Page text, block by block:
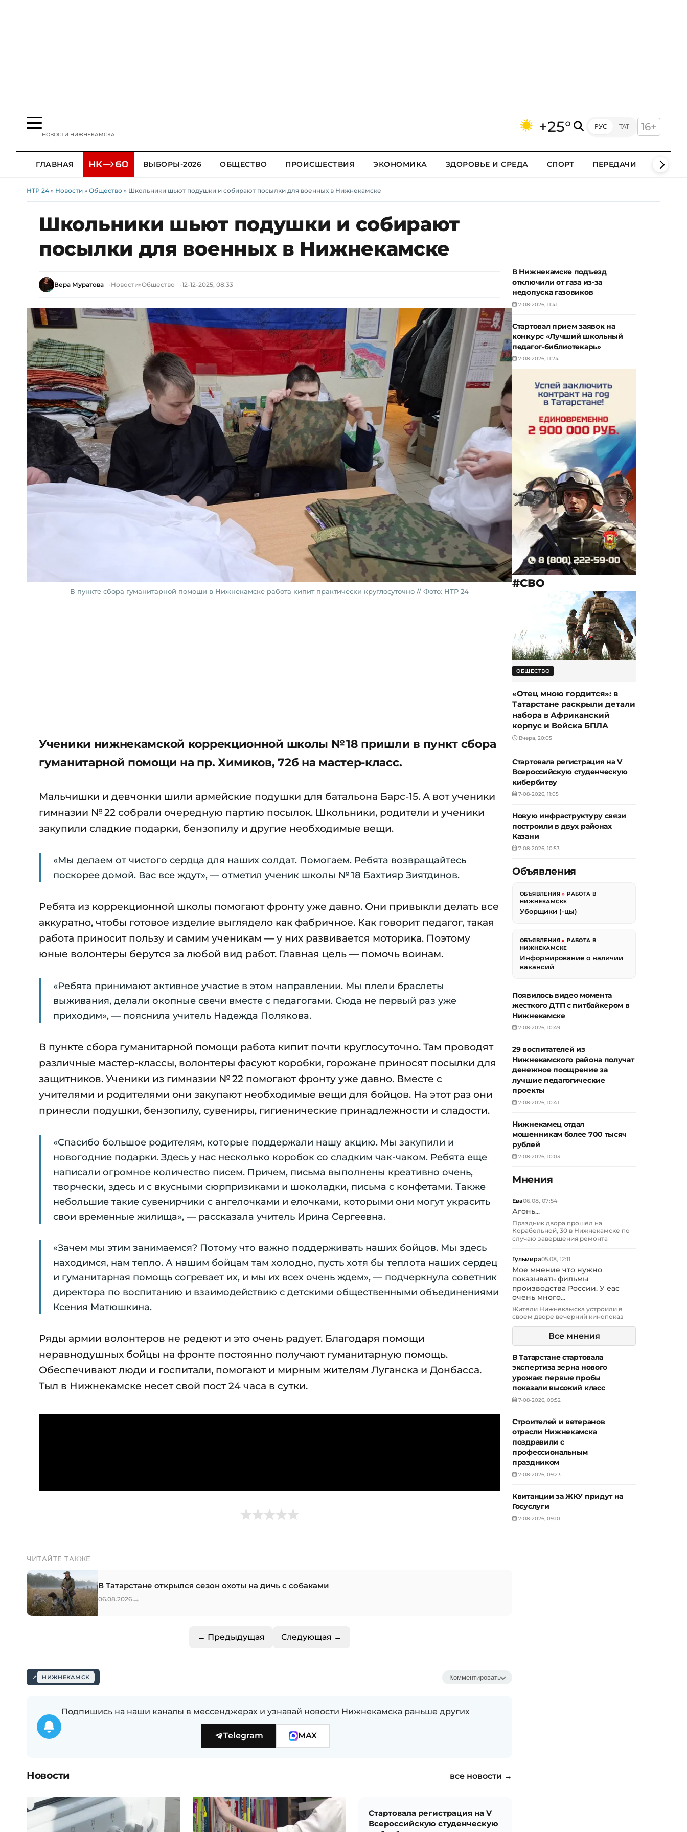
НОВОСТИ НИЖНЕКАМСКА +25° РУС ТАТ 16+
ГЛАВНАЯ ВЫБОРЫ-2026 ОБЩЕСТВО ПРОИСШЕСТВИЯ ЭКОНОМИКА ЗДОРОВЬЕ И СРЕДА СПОРТ ПЕРЕДАЧИ КЛИПЫ
НТР 24 » Новости » Общество » Школьники шьют подушки и собирают посылки для военных в Нижнекамске
Школьники шьют подушки и собирают
посылки для военных в Нижнекамске
Вера Муратова Новости»Общество 12-12-2025, 08:33
В пункте сбора гуманитарной помощи в Нижнекамске работа кипит практически круглосуточно // Фото: НТР 24
Ученики нижнекамской коррекционной школы № 18 пришли в пункт сбора
гуманитарной помощи на пр. Химиков, 72б на мастер-класс.
Мальчишки и девчонки шили армейские подушки для батальона Барс-15. А вот ученики
гимназии № 22 собрали очередную партию посылок. Школьники, родители и ученики
закупили сладкие подарки, бензопилу и другие необходимые вещи.
«Мы делаем от чистого сердца для наших солдат. Помогаем. Ребята возвращайтесь
поскорее домой. Вас все ждут», — отметил ученик школы № 18 Бахтияр Зиятдинов.
Ребята из коррекционной школы помогают фронту уже давно. Они привыкли делать все
аккуратно, чтобы готовое изделие выглядело как фабричное. Как говорит педагог, такая
работа приносит пользу и самим ученикам — у них развивается моторика. Поэтому
юные волонтеры берутся за любой вид работ. Главная цель — помочь воинам.
«Ребята принимают активное участие в этом направлении. Мы плели браслеты
выживания, делали окопные свечи вместе с педагогами. Сюда не первый раз уже
приходим», — пояснила учитель Надежда Полякова.
В пункте сбора гуманитарной помощи работа кипит почти круглосуточно. Там проводят
различные мастер-классы, волонтеры фасуют коробки, горожане приносят посылки для
защитников. Ученики из гимназии № 22 помогают фронту уже давно. Вместе с
учителями и родителями они закупают необходимые вещи для бойцов. На этот раз они
принесли подушки, бензопилу, сувениры, гигиенические принадлежности и сладости.
«Спасибо большое родителям, которые поддержали нашу акцию. Мы закупили и
новогодние подарки. Здесь у нас несколько коробок со сладким чак-чаком. Ребята еще
написали огромное количество писем. Причем, письма выполнены креативно очень,
творчески, здесь и с вкусными сюрпризиками и шоколадки, письма с конфетами. Также
небольшие такие сувенирчики с ангелочками и елочками, которыми они могут украсить
свои временные жилища», — рассказала учитель Ирина Сергеевна.
«Зачем мы этим занимаемся? Потому что важно поддерживать наших бойцов. Мы здесь
находимся, нам тепло. А нашим бойцам там холодно, пусть хотя бы теплота наших сердец
и гуманитарная помощь согревает их, и мы их всех очень ждем», — подчеркнула советник
директора по воспитанию и взаимодействию с детскими общественными объединениями
Ксения Матюшкина.
Ряды армии волонтеров не редеют и это очень радует. Благодаря помощи
неравнодушных бойцы на фронте постоянно получают гуманитарную помощь.
Обеспечивают люди и госпитали, помогают и мирным жителям Луганска и Донбасса.
Тыл в Нижнекамске несет свой пост 24 часа в сутки.
ЧИТАЙТЕ ТАКЖЕ
В Татарстане открылся сезон охоты на дичь с собаками
06.08.2026 →
← Предыдущая Следующая →
НИЖНЕКАМСК Комментировать
Подпишись на наши каналы в мессенджерах и узнавай новости Нижнекамска раньше других
Telegram MAX
Новости все новости →
Стартовала регистрация на V
Всероссийскую студенческую
В Нижнекамске подъезд
отключили от газа из-за
недопуска газовиков
7-08-2026, 11:41
Стартовал прием заявок на
конкурс «Лучший школьный
педагог-библиотекарь»
7-08-2026, 11:24
#СВО
ОБЩЕСТВО
«Отец мною гордится»: в
Татарстане раскрыли детали
набора в Африканский
корпус и Войска БПЛА
Вчера, 20:05
Стартовала регистрация на V
Всероссийскую студенческую
кибербитву
7-08-2026, 11:05
Новую инфраструктуру связи
построили в двух районах
Казани
7-08-2026, 10:53
Объявления
ОБЪЯВЛЕНИЯ »РАБОТА В
НИЖНЕКАМСКЕ
Уборщики (-цы)
ОБЪЯВЛЕНИЯ »РАБОТА В
НИЖНЕКАМСКЕ
Информирование о наличии
вакансий
Появилось видео момента
жесткого ДТП с питбайкером в
Нижнекамске
7-08-2026, 10:49
29 воспитателей из
Нижнекамского района получат
денежное поощрение за
лучшие педагогические
проекты
7-08-2026, 10:41
Нижнекамец отдал
мошенникам более 700 тысяч
рублей
7-08-2026, 10:03
Мнения
Ева06.08, 07:54
Агонь...
Праздник двора прошёл на
Корабельной, 30 в Нижнекамске по
случаю завершения ремонта
Гульмира05.08, 12:11
Мое мнение что нужно
показывать фильмы
производства России. У еас
очень много...
Жители Нижнекамска устроили в
своем дворе вечерний кинопоказ
Все мнения
В Татарстане стартовала
экспертиза зерна нового
урожая: первые пробы
показали высокий класс
7-08-2026, 09:52
Строителей и ветеранов
отрасли Нижнекамска
поздравили с
профессиональным
праздником
7-08-2026, 09:23
Квитанции за ЖКУ придут на
Госуслуги
7-08-2026, 09:10